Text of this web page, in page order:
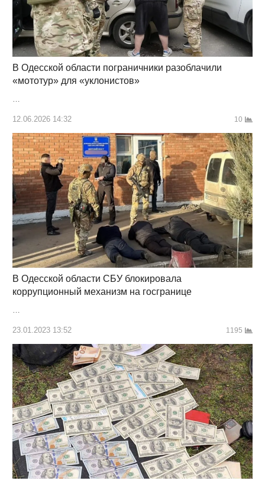
В Одесской области пограничники разоблачили
«мототур» для «уклонистов»
12.06.2026 14:32 10
В Одесской области СБУ блокировала
коррупционный механизм на госгранице
…
23.01.2023 13:52 1195